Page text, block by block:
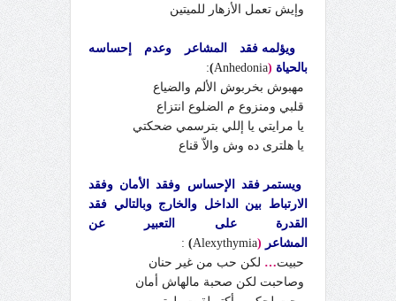
وإيش تعمل الأزهار للميتين
ويؤلمه فقد المشاعر وعدم إحساسه
بالحياة (
Anhedonia
)
:
مهبوش بخربوش الألم والضياع
قلبي ومنزوع م الضلوع انتزاع
يا مرايتي يا إللي بترسمي ضحكتي
يا هلترى ده وش والاّ قناع
ويستمر فقد الإحساس وفقد الأمان وفقد
الارتباط بين الداخل والخارج وبالتالي فقد
القدرة على التعبير عن
المشاعر (
Alexythymia
)
:
حبيت… لكن حب من غير حنان
وصاحبت لكن صحبة مالهاش أمان